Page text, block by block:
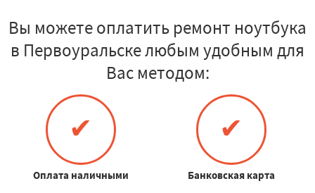
Вы можете оплатить ремонт ноутбука
в Первоуральске любым удобным для
Вас методом:
✔
Оплата наличными
✔
Банковская карта